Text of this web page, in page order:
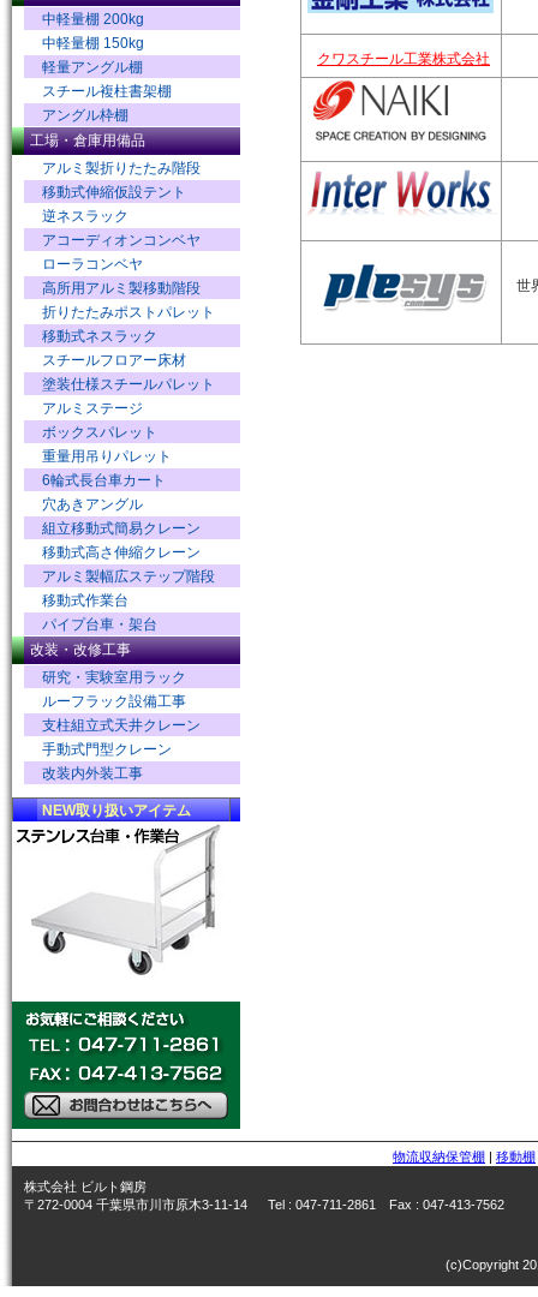
中軽量棚 200kg
中軽量棚 150kg
軽量アングル棚
スチール複柱書架棚
アングル枠棚
工場・倉庫用備品
アルミ製折りたたみ階段
移動式伸縮仮設テント
逆ネスラック
アコーディオンコンベヤ
ローラコンベヤ
高所用アルミ製移動階段
折りたたみポストパレット
移動式ネスラック
スチールフロアー床材
塗装仕様スチールパレット
アルミステージ
ボックスパレット
重量用吊りパレット
6輪式長台車カート
穴あきアングル
組立移動式簡易クレーン
移動式高さ伸縮クレーン
アルミ製幅広ステップ階段
移動式作業台
パイプ台車・架台
改装・改修工事
研究・実験室用ラック
ルーフラック設備工事
支柱組立式天井クレーン
手動式門型クレーン
改装内外装工事
NEW取り扱いアイテム
クワスチール工業株式会社
世
物流収納保管棚 | 移動棚
株式会社 ビルト鋼房
〒272-0004 千葉県市川市原木3-11-14 Tel : 047-711-2861 Fax : 047-413-7562
(c)Copyright